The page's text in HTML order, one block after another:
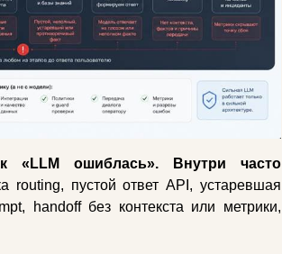
«LLM ошиблась». Внутри часто
routing, пустой ответ API, устаревшая
handoff без контекста или метрики,